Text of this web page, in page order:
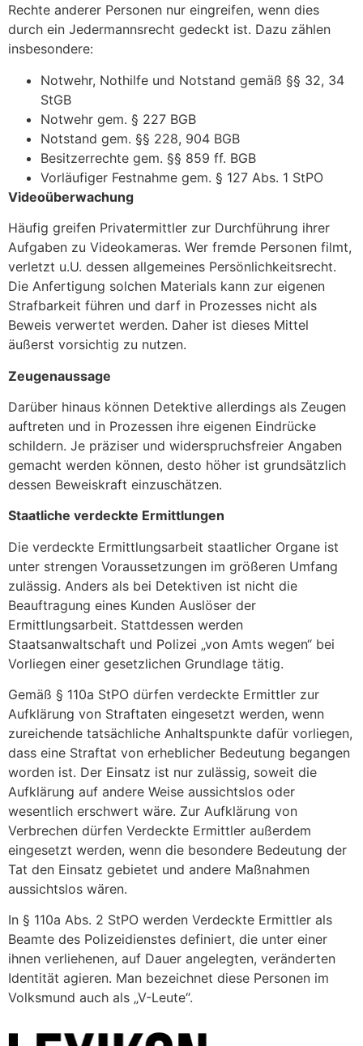
Rechte anderer Personen nur eingreifen, wenn dies
durch ein Jedermannsrecht gedeckt ist. Dazu zählen
insbesondere:
Notwehr, Nothilfe und Notstand gemäß §§ 32, 34
StGB
Notwehr gem. § 227 BGB
Notstand gem. §§ 228, 904 BGB
Besitzerrechte gem. §§ 859 ff. BGB
Vorläufiger Festnahme gem. § 127 Abs. 1 StPO
Videoüberwachung
Häufig greifen Privatermittler zur Durchführung ihrer
Aufgaben zu Videokameras. Wer fremde Personen filmt,
verletzt u.U. dessen allgemeines Persönlichkeitsrecht.
Die Anfertigung solchen Materials kann zur eigenen
Strafbarkeit führen und darf in Prozesses nicht als
Beweis verwertet werden. Daher ist dieses Mittel
äußerst vorsichtig zu nutzen.
Zeugenaussage
Darüber hinaus können Detektive allerdings als Zeugen
auftreten und in Prozessen ihre eigenen Eindrücke
schildern. Je präziser und widerspruchsfreier Angaben
gemacht werden können, desto höher ist grundsätzlich
dessen Beweiskraft einzuschätzen.
Staatliche verdeckte Ermittlungen
Die verdeckte Ermittlungsarbeit staatlicher Organe ist
unter strengen Voraussetzungen im größeren Umfang
zulässig. Anders als bei Detektiven ist nicht die
Beauftragung eines Kunden Auslöser der
Ermittlungsarbeit. Stattdessen werden
Staatsanwaltschaft und Polizei „von Amts wegen“ bei
Vorliegen einer gesetzlichen Grundlage tätig.
Gemäß § 110a StPO dürfen verdeckte Ermittler zur
Aufklärung von Straftaten eingesetzt werden, wenn
zureichende tatsächliche Anhaltspunkte dafür vorliegen,
dass eine Straftat von erheblicher Bedeutung begangen
worden ist. Der Einsatz ist nur zulässig, soweit die
Aufklärung auf andere Weise aussichtslos oder
wesentlich erschwert wäre. Zur Aufklärung von
Verbrechen dürfen Verdeckte Ermittler außerdem
eingesetzt werden, wenn die besondere Bedeutung der
Tat den Einsatz gebietet und andere Maßnahmen
aussichtslos wären.
In § 110a Abs. 2 StPO werden Verdeckte Ermittler als
Beamte des Polizeidienstes definiert, die unter einer
ihnen verliehenen, auf Dauer angelegten, veränderten
Identität agieren. Man bezeichnet diese Personen im
Volksmund auch als „V-Leute“.